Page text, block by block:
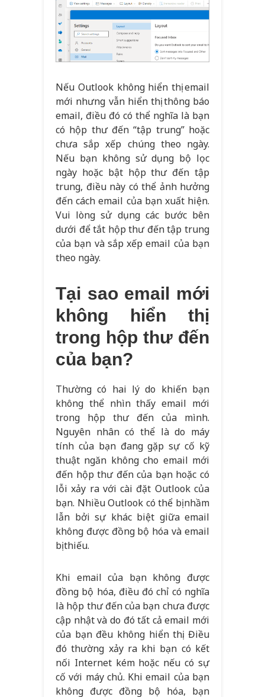
Nếu Outlook không hiển thị email
mới nhưng vẫn hiển thị thông báo
email, điều đó có thể nghĩa là bạn
có hộp thư đến “tập trung” hoặc
chưa sắp xếp chúng theo ngày.
Nếu bạn không sử dụng bộ lọc
ngày hoặc bật hộp thư đến tập
trung, điều này có thể ảnh hưởng
đến cách email của bạn xuất hiện.
Vui lòng sử dụng các bước bên
dưới để tắt hộp thư đến tập trung
của bạn và sắp xếp email của bạn
theo ngày.
Tại sao email mới
không hiển thị
trong hộp thư đến
của bạn?
Thường có hai lý do khiến bạn
không thể nhìn thấy email mới
trong hộp thư đến của mình.
Nguyên nhân có thể là do máy
tính của bạn đang gặp sự cố kỹ
thuật ngăn không cho email mới
đến hộp thư đến của bạn hoặc có
lỗi xảy ra với cài đặt Outlook của
bạn. Nhiều Outlook có thể bị nhầm
lẫn bởi sự khác biệt giữa email
không được đồng bộ hóa và email
bị thiếu.
Khi email của bạn không được
đồng bộ hóa, điều đó chỉ có nghĩa
là hộp thư đến của bạn chưa được
cập nhật và do đó tất cả email mới
của bạn đều không hiển thị. Điều
đó thường xảy ra khi bạn có kết
nối Internet kém hoặc nếu có sự
cố với máy chủ. Khi email của bạn
không được đồng bộ hóa, bạn